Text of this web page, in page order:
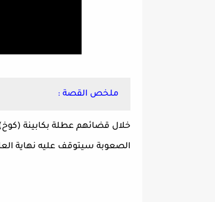
ملخص القصة :
خلال قضائهم عطلة بكابينة
الصعوبة سيتوقف عليه نهاية